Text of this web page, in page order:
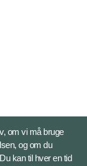
om vi må bruge
og om du
kan til hver en tid